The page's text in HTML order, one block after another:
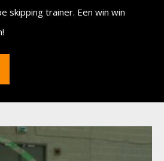
skipping trainer. Een win win